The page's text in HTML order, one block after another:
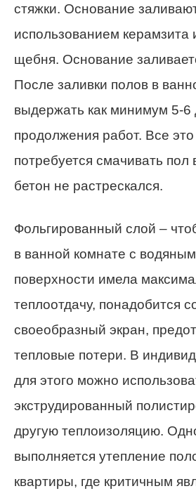
стяжки. Основание
использованием керамзита
щебня. Основание
После заливки полов в
выдержать как минимум 5-6
продолжения работ. Все
потребуется смачивать пол
бетон не растрескался.
Фольгированный слой –
в ванной комнате с
поверхности имела
теплоотдачу, понадобится
своеобразный экран,
тепловые потери. В
для этого можно
экструдированный
другую теплоизоляцию.
выполняется утепление
квартиры, где критичным